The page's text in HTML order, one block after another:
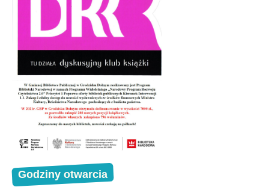
Godziny otwarcia